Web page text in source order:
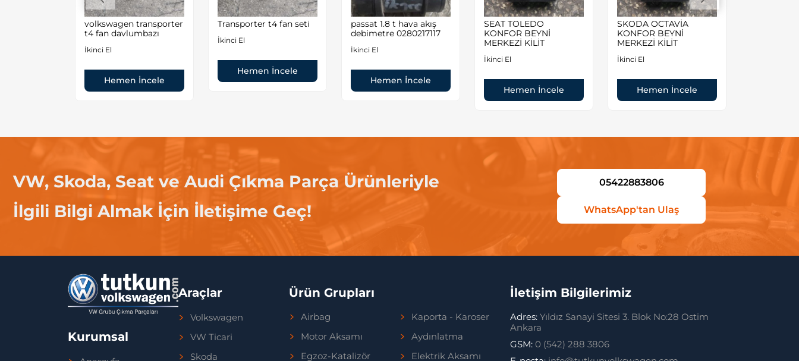
volkswagen transporter
t4 fan davlumbazı
İkinci El
Hemen İncele
Transporter t4 fan seti
İkinci El
Hemen İncele
passat 1.8 t hava akış
debimetre 0280217117
İkinci El
Hemen İncele
SEAT TOLEDO
KONFOR BEYNİ
MERKEZİ KİLİT
İkinci El
Hemen İncele
SKODA OCTAVİA
KONFOR BEYNİ
MERKEZİ KİLİT
İkinci El
Hemen İncele
VW, Skoda, Seat ve Audi Çıkma Parça Ürünleriyle
İlgili Bilgi Almak İçin İletişime Geç!
05422883806
WhatsApp'tan Ulaş
Kurumsal
Araçlar
Volkswagen
VW Ticari
Skoda
Ürün Grupları
Airbag
Kaporta - Karoser
Motor Aksamı
Aydınlatma
Egzoz-Katalizör
Elektrik Aksamı
İletişim Bilgilerimiz
Adres: Yıldız Sanayi Sitesi 3. Blok No:28 Ostim
Ankara
GSM: 0 (542) 288 3806